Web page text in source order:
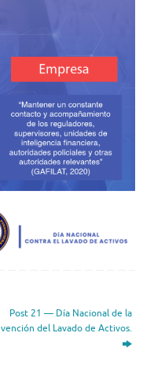
Post 21 — Día Nacional de la
del Lavado de Activos.